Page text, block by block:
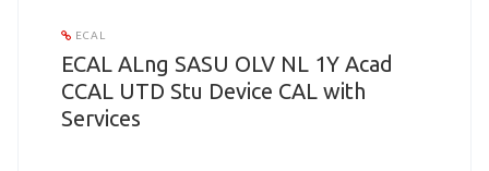
ECAL
ECAL ALng SASU OLV NL 1Y Acad
CCAL UTD Stu Device CAL with
Services